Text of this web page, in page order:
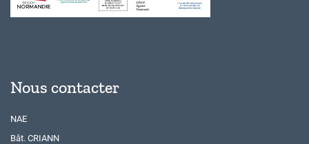
Nous contacter
NAE
Bât. CRIANN